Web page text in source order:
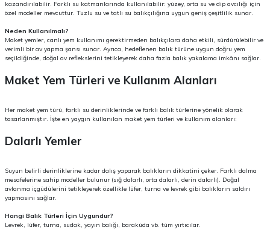
kazandırılabilir. Farklı su katmanlarında kullanılabilir: yüzey, orta su ve dip avcılığı için
özel modeller mevcuttur. Tuzlu su ve tatlı su balıkçılığına uygun geniş çeşitlilik sunar.
Neden Kullanılmalı?
Maket yemler, canlı yem kullanımı gerektirmeden balıkçılara daha etkili, sürdürülebilir ve
verimli bir av yapma şansı sunar. Ayrıca, hedeflenen balık türüne uygun doğru yem
seçildiğinde, doğal av reflekslerini tetikleyerek daha fazla balık yakalama imkânı sağlar.
Maket Yem Türleri ve Kullanım Alanları
Her maket yem türü, farklı su derinliklerinde ve farklı balık türlerine yönelik olarak
tasarlanmıştır. İşte en yaygın kullanılan maket yem türleri ve kullanım alanları:
Dalarlı Yemler
Suyun belirli derinliklerine kadar dalış yaparak balıkların dikkatini çeker. Farklı dalma
mesafelerine sahip modeller bulunur (sığ dalarlı, orta dalarlı, derin dalarlı). Doğal
avlanma içgüdülerini tetikleyerek özellikle lüfer, turna ve levrek gibi balıkların saldırı
yapmasını sağlar.
Hangi Balık Türleri İçin Uygundur?
Levrek, lüfer, turna, sudak, yayın balığı, baraküda vb. tüm yırtıcılar.